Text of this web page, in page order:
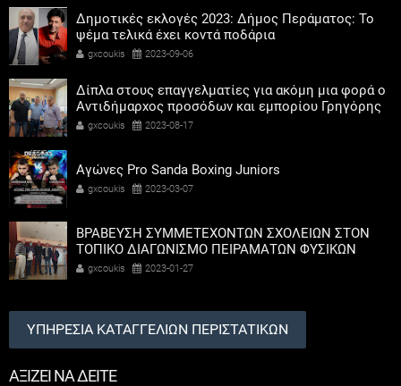
Δημοτικές εκλογές 2023: Δήμος Περάματος: Το
ψέμα τελικά έχει κοντά ποδάρια
gxcoukis 2023-09-06
Δίπλα στους επαγγελματίες για ακόμη μια φορά ο
Αντιδήμαρχος προσόδων και εμπορίου Γρηγόρης
Καψοκόλης
gxcoukis 2023-08-17
Αγώνες Pro Sanda Boxing Juniors
gxcoukis 2023-03-07
ΒΡΑΒΕΥΣΗ ΣΥΜΜΕΤΕΧΟΝΤΩΝ ΣΧΟΛΕΙΩΝ ΣΤΟΝ
ΤΟΠΙΚΟ ΔΙΑΓΩΝΙΣΜΟ ΠΕΙΡΑΜΑΤΩΝ ΦΥΣΙΚΩΝ
ΕΠΙΣΤΗΜΩΝ
gxcoukis 2023-01-27
ΥΠΗΡΕΣΙΑ ΚΑΤΑΓΓΕΛΙΩΝ ΠΕΡΙΣΤΑΤΙΚΩΝ
ΑΞΙΖΕΙ ΝΑ ΔΕΙΤΕ